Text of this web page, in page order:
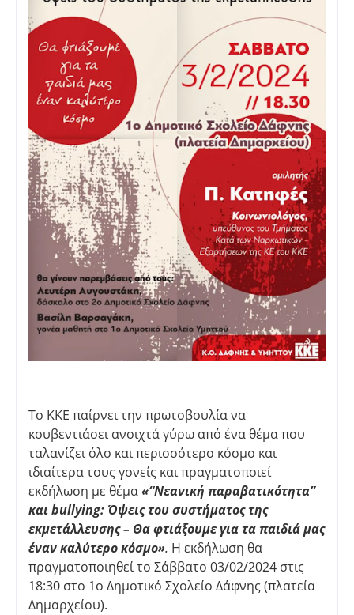
Το ΚΚΕ παίρνει την πρωτοβουλία να
κουβεντιάσει ανοιχτά γύρω από ένα θέμα που
ταλανίζει όλο και περισσότερο κόσμο και
ιδιαίτερα τους γονείς και πραγματοποιεί
εκδήλωση με θέμα«“Νεανική παραβατικότητα”
και bullying: Όψεις του συστήματος της
εκμετάλλευσης – Θα φτιάξουμε για τα παιδιά μας
έναν καλύτερο κόσμο». Η εκδήλωση θα
πραγματοποιηθεί το Σάββατο 03/02/2024 στις
18:30 στο 1ο Δημοτικό Σχολείο Δάφνης (πλατεία
Δημαρχείου).